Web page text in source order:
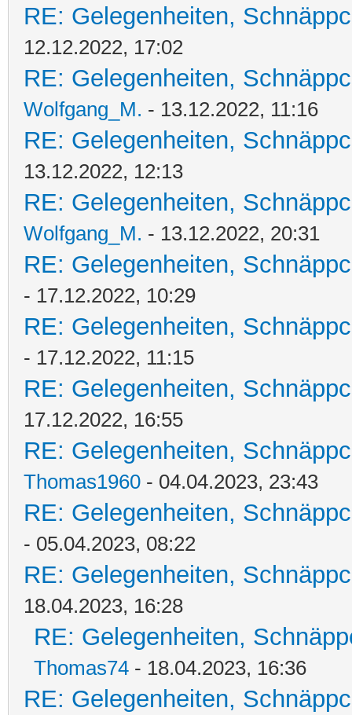
RE: Gelegenheiten,
12.12.2022, 17:02
RE: Gelegenheiten,
Wolfgang_M. - 13.12.2022, 11:16
RE: Gelegenheiten,
13.12.2022, 12:13
RE: Gelegenheiten,
Wolfgang_M. - 13.12.2022, 20:31
RE: Gelegenheiten,
- 17.12.2022, 10:29
RE: Gelegenheiten,
- 17.12.2022, 11:15
RE: Gelegenheiten,
17.12.2022, 16:55
RE: Gelegenheiten,
Thomas1960 - 04.04.2023, 23:43
RE: Gelegenheiten,
- 05.04.2023, 08:22
RE: Gelegenheiten,
18.04.2023, 16:28
RE: Gelegenheiten,
Thomas74 - 18.04.2023, 16:36
RE: Gelegenheiten,